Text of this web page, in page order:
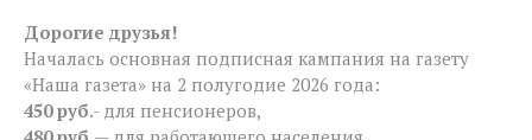
Дорогие друзья!
Началась основная подписная кампания на газету
«Наша газета» на 2 полугодие 2026 года:
450 руб.- для пенсионеров,